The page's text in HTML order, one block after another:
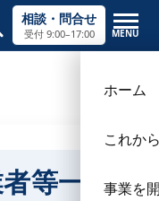
相談・問合せ
受付 9:00–17:00 MENU
ホーム
これか
事業を
等一